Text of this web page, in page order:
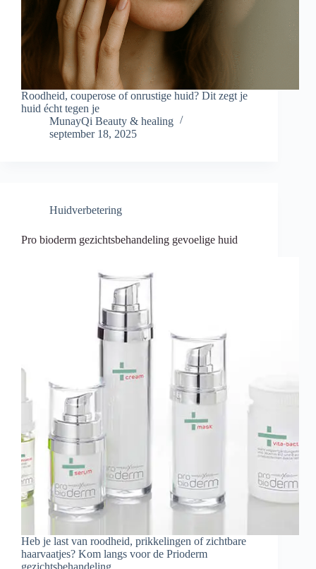
Roodheid, couperose of onrustige huid? Dit zegt je
huid écht tegen je
MunayQi Beauty & healing
september 18, 2025
Huidverbetering
Pro bioderm gezichtsbehandeling gevoelige huid
Heb je last van roodheid, prikkelingen of zichtbare
haarvaatjes? Kom langs voor de Prioderm
gezichtsbehandeling